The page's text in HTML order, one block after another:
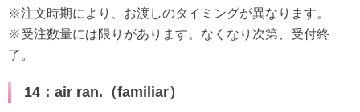
※注文時期により、お渡しのタイミングが異なります。
※受注数量には限りがあります。なくなり次第、受付終
了。
14：air ran.（familiar）